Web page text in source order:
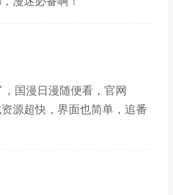
国漫日漫随便看，官网
源超快，界面也简单，追番